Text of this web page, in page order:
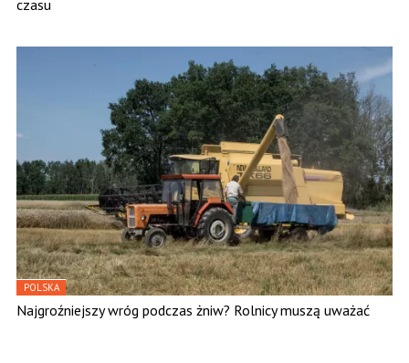
czasu
POLSKA
Najgroźniejszy wróg podczas żniw? Rolnicy muszą uważać